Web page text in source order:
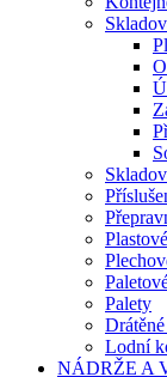
Palety
Lodní
NÁDRŽE A